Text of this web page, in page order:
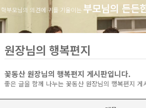
학부모님의 의견에 귀를 기울이는 부모님의 든든
원장님의 행복편지
꽃동산 원장님의 행복편지 게시판입니다.
좋은 글을 함께 나누는 꽃동산 원장님의 행복편지 게